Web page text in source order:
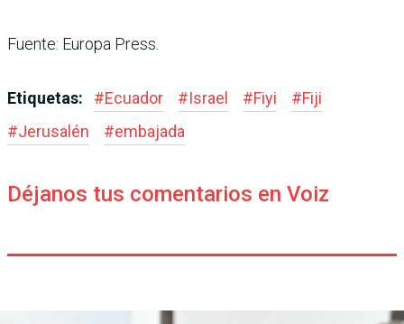
Fuente: Europa Press.
Etiquetas: #Ecuador #Israel #Fiyi #Fiji
#Jerusalén #embajada
Déjanos tus comentarios en Voiz